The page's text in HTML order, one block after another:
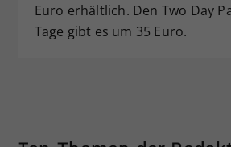
Euro erhältlich. Den Two Day
Tage gibt es um 35 Euro.